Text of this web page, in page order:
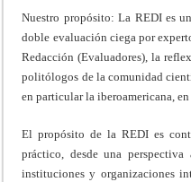
Nuestro propósito: La REDI es
doble evaluación ciega por
Redacción (Evaluadores), la
politólogos de la comunidad
en particular la iberoamericana, en
El propósito de la REDI es
práctico, desde una
instituciones y organizaciones